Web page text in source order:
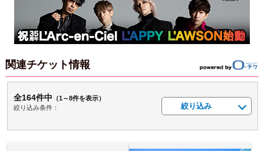
関連チケット情報
全164件中 （1～8件を表示）
絞り込み条件：
絞り込み